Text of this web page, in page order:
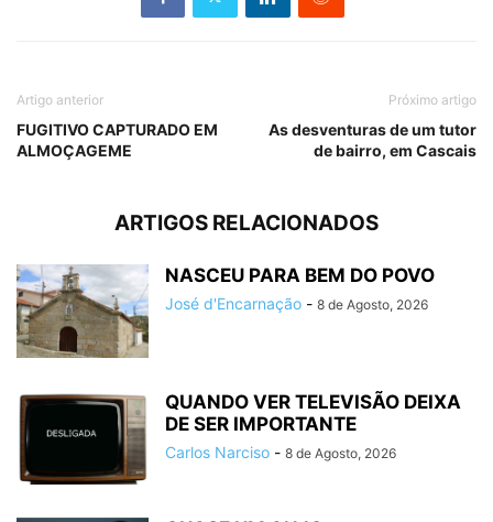
Artigo anterior
FUGITIVO CAPTURADO EM
ALMOÇAGEME
Próximo artigo
As desventuras de um tutor
de bairro, em Cascais
ARTIGOS RELACIONADOS
NASCEU PARA BEM DO POVO
José d'Encarnação - 8 de Agosto, 2026
QUANDO VER TELEVISÃO DEIXA
DE SER IMPORTANTE
Carlos Narciso - 8 de Agosto, 2026